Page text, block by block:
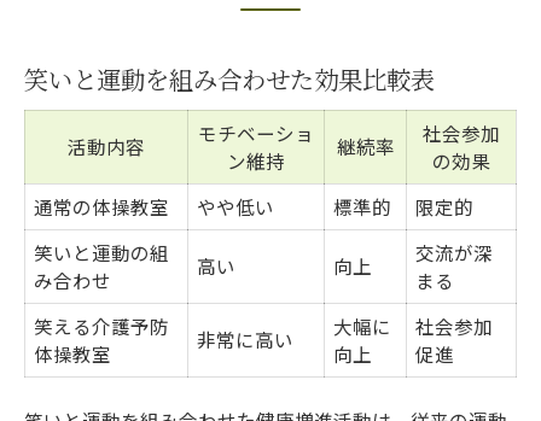
笑いと運動を組み合わせた効果比較表
活動内容
モチベーショ
ン維持
継続率
社会参加
の効果
通常の体操教室
やや低い 標準的
限定的
笑いと運動の組
み合わせ
高い 向上
交流が深
まる
笑える介護予防
体操教室
非常に高い
大幅に
向上
社会参加
促進